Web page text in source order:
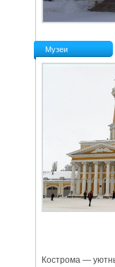
Музеи
Кострома —